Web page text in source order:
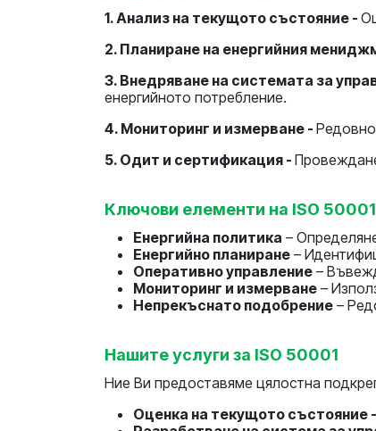
1. Анализ на текущото състояние -
2. Планиране на енергийния
3. Внедряване на системата за
енергийното потребление.
4. Мониторинг и измерване - Редовно
5. Одит и сертификация -
Ключови елементи на ISO 50001
Енергийна политика –
Енергийно планиране –
Оперативно управление –
Мониторинг и измерване –
Непрекъснато подобрение –
Нашите услуги за ISO 50001
Ние Ви предоставяме цялостна
Оценка на текущото състояние -